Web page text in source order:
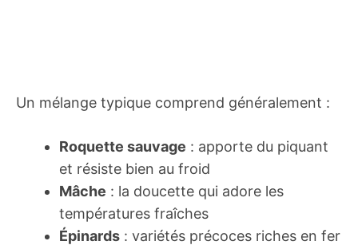
Un mélange typique comprend généralement :
Roquette sauvage : apporte du piquant
et résiste bien au froid
Mâche : la doucette qui adore les
températures fraîches
Épinards : variétés précoces riches en fer